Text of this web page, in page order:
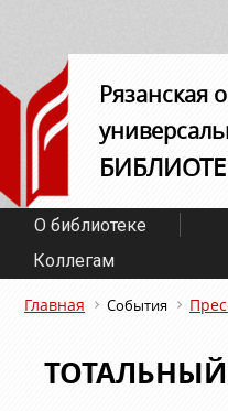
Рязанская
О библиотеке
Коллегам
Главная События